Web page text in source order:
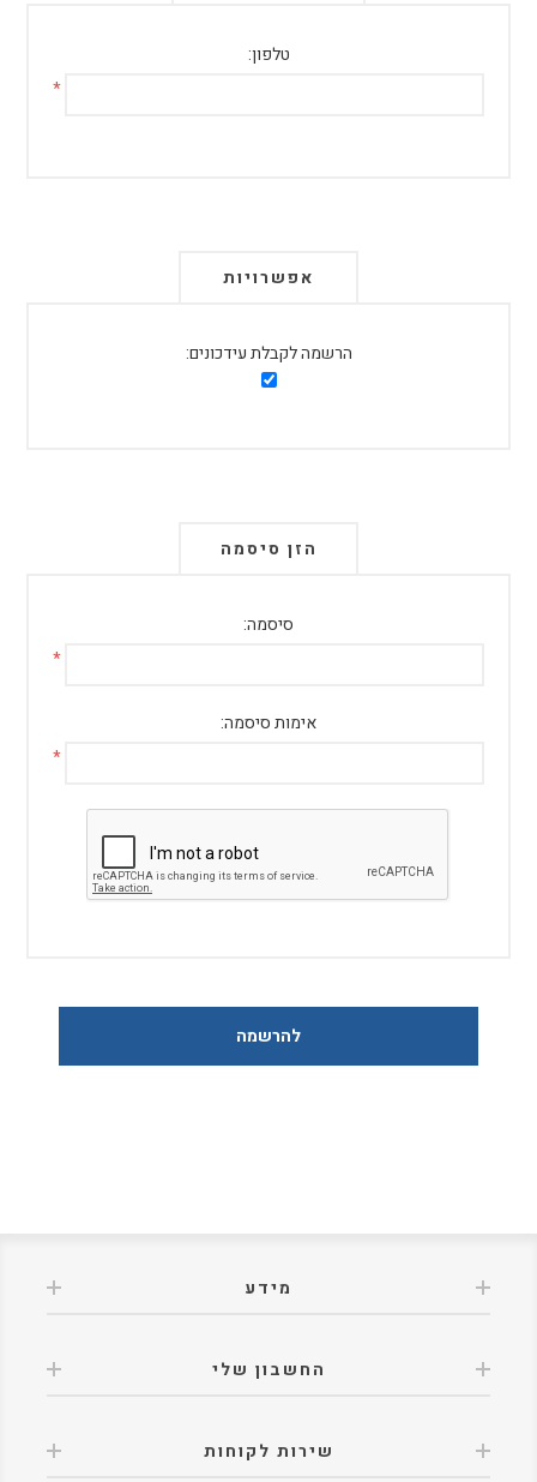
טלפון:
*
אפשרויות
הרשמה לקבלת עידכונים:
הזן סיסמה
סיסמה:
*
אימות סיסמה:
*
מידע
החשבון שלי
שירות לקוחות